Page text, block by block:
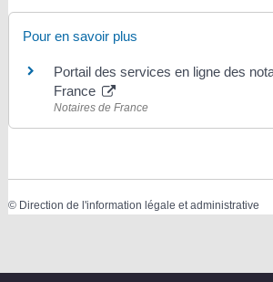
Pour en savoir plus
Portail des services en ligne des
France
Notaires de France
© Direction de l'information légale et administrative